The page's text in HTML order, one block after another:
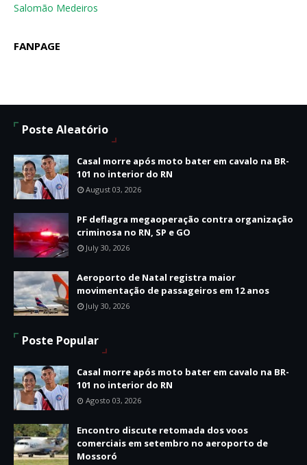
Salomão Medeiros
FANPAGE
Poste Aleatório
Casal morre após moto bater em cavalo na BR-
101 no interior do RN
August 03, 2026
PF deflagra megaoperação contra organização
criminosa no RN, SP e GO
July 30, 2026
Aeroporto de Natal registra maior
movimentação de passageiros em 12 anos
July 30, 2026
Poste Popular
Casal morre após moto bater em cavalo na BR-
101 no interior do RN
Agosto 03, 2026
Encontro discute retomada dos voos
comerciais em setembro no aeroporto de
Mossoró